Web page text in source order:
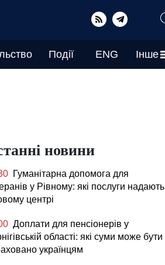
Події ENG Інше
новини
Гуманітарна допомога для
у Рівному: які послуги надають
центрі
Доплати для пенсіонерів у
області: які суми може бути
українцям